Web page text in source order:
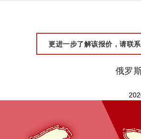
更进一步了解该报价，请联
俄罗